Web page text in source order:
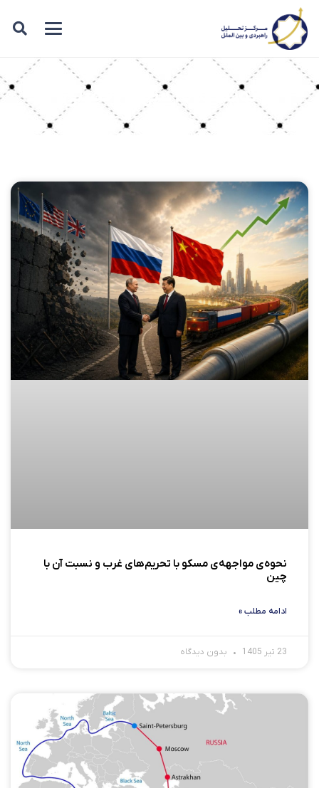
نویسنده:سهیل فضلی
نحوه‌ی مواجهه‌ی مسکو با تحریم‌های غرب و نسبت آن با
چین
ادامه مطلب »
23 تیر 1405 بدون دیدگاه